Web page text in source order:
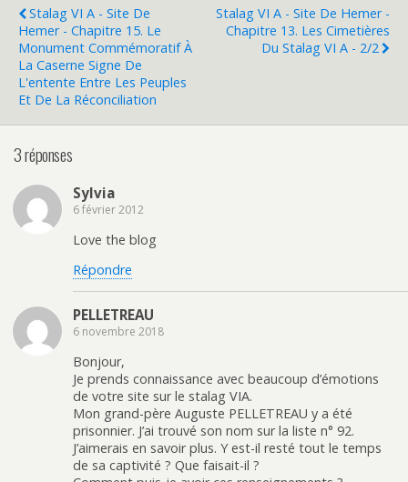
Stalag VI A - Site De
Hemer - Chapitre 15. Le
Monument Commémoratif À
La Caserne Signe De
L'entente Entre Les Peuples
Et De La Réconciliation
Stalag VI A - Site De Hemer -
Chapitre 13. Les Cimetières
Du Stalag VI A - 2/2
3 réponses
Sylvia
6 février 2012
Love the blog
Répondre
PELLETREAU
6 novembre 2018
Bonjour,
Je prends connaissance avec beaucoup d’émotions
de votre site sur le stalag VIA.
Mon grand-père Auguste PELLETREAU y a été
prisonnier. J’ai trouvé son nom sur la liste n° 92.
J’aimerais en savoir plus. Y est-il resté tout le temps
de sa captivité ? Que faisait-il ?